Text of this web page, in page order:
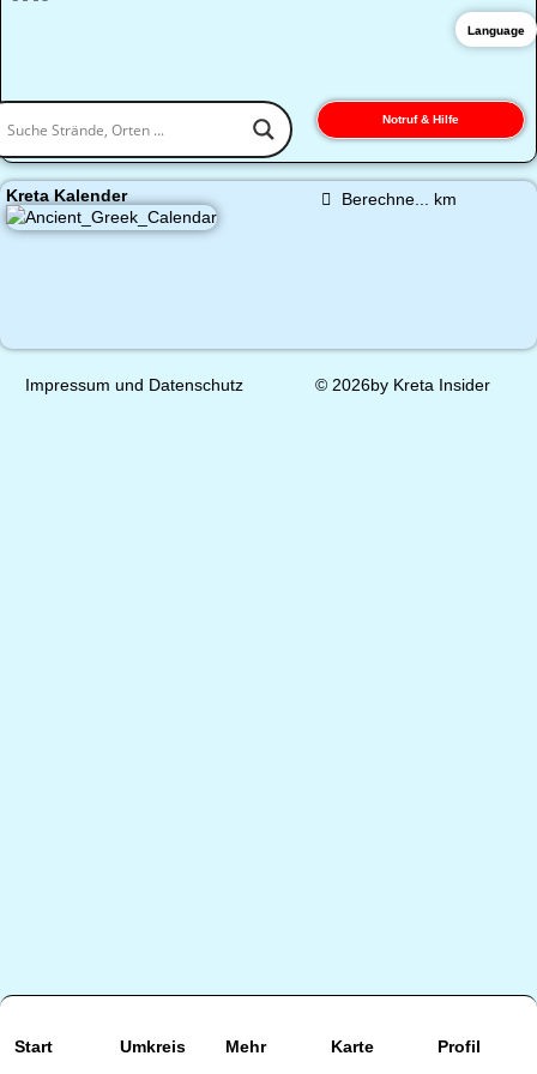
Notruf & Hilfe
Kreta Kalender Berechne... km
Start Umkreis Mehr Karte Profil
Impressum und Datenschutz © 2026by Kreta Insider
Language